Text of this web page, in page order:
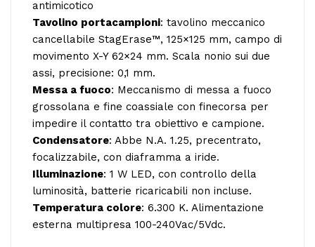
antimicotico
Tavolino portacampioni: tavolino meccanico
cancellabile StagErase™, 125×125 mm, campo di
movimento X-Y 62×24 mm. Scala nonio sui due
assi, precisione: 0,1 mm.
Messa a fuoco: Meccanismo di messa a fuoco
grossolana e fine coassiale con finecorsa per
impedire il contatto tra obiettivo e campione.
Condensatore: Abbe N.A. 1.25, precentrato,
focalizzabile, con diaframma a iride.
Illuminazione: 1 W LED, con controllo della
luminosità, batterie ricaricabili non incluse.
Temperatura colore: 6.300 K. Alimentazione
esterna multipresa 100-240Vac/5Vdc.